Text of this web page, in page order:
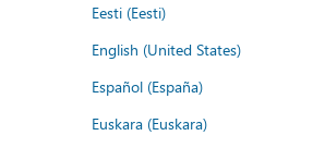
Eesti (Eesti)
English (United States)
Español (España)
Euskara (Euskara)